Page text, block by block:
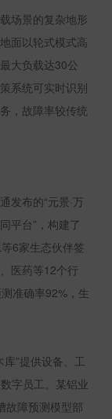
场景的复杂地形
面以轮式模式高
大负载达30公
系统可实时识别
，故障率较传统
发布的“元景·万
平台”，构建了
等6家生态伙伴签
医药等12个行
准确率92% ，生
”提供设备、工
字员工。某铝业
故障预测模型部